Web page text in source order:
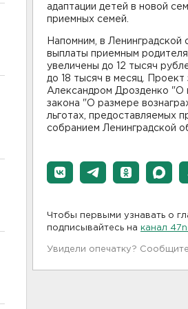
адаптации детей в новой
приемных семей.
Напомним, в Ленинградской
выплаты приемным
увеличены до 12 тысяч
до 18 тысяч в месяц.
Александром Дрозденко "О
закона "О размере
льготах, предоставляемых
собранием Ленинградской
Чтобы первыми узнавать о
подписывайтесь на канал
Увидели опечатку?